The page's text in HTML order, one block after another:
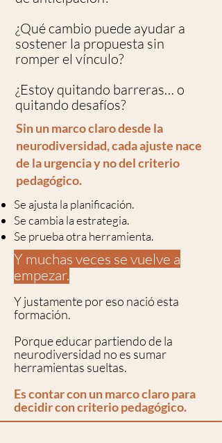
¿Qué cambio puede ayudar a
sostener la propuesta sin
romper el vínculo?
¿Estoy quitando barreras… o
quitando desafíos?
Sin un marco claro desde la
neurodiversidad, cada ajuste nace
de la urgencia y no del criterio
pedagógico.
Se ajusta la planificación.
Se cambia la estrategia.
Se prueba otra herramienta.
Y muchas veces se vuelve a
empezar.
Y justamente por eso nació esta
formación.
Porque educar partiendo de la
neurodiversidad no es sumar
herramientas sueltas.
Es contar con un marco claro para
decidir con criterio pedagógico.